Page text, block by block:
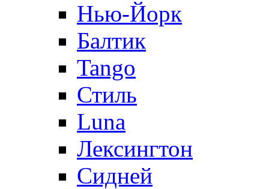
Нью-Йорк
Балтик
Tango
Стиль
Luna
Лексингтон
Сидней